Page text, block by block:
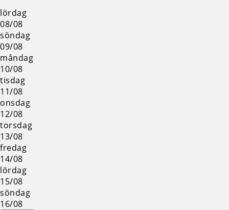
lördag
08/08
söndag
09/08
måndag
10/08
tisdag
11/08
onsdag
12/08
torsdag
13/08
fredag
14/08
lördag
15/08
söndag
16/08